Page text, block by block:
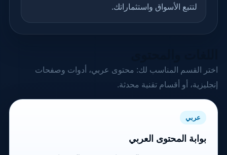
لتتبع الأسواق واستثماراتك.
اختر القسم المناسب لك: محتوى عربي، أدوات وصفحات
إنجليزية، أو أقسام تقنية محدثة.
عربي
بوابة المحتوى العربي